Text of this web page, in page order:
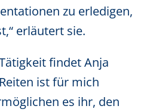
zu erledigen,
erläutert sie.
findet Anja
ist für mich
es ihr, den